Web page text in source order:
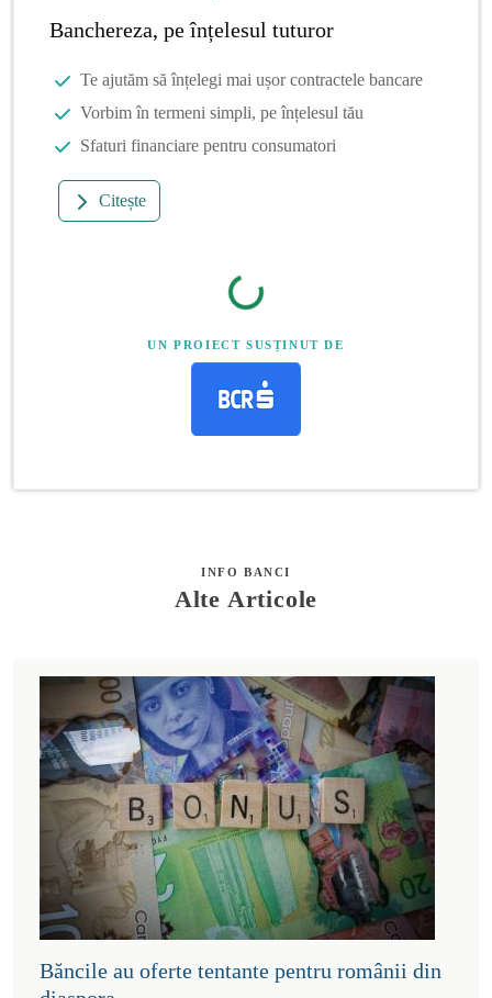
Banchereza, pe înțelesul tuturor
Te ajutăm să înțelegi mai ușor contractele bancare
Vorbim în termeni simpli, pe înțelesul tău
Sfaturi financiare pentru consumatori
Citește
UN PROIECT SUSȚINUT DE
INFO BANCI
Alte Articole
Băncile au oferte tentante pentru românii din